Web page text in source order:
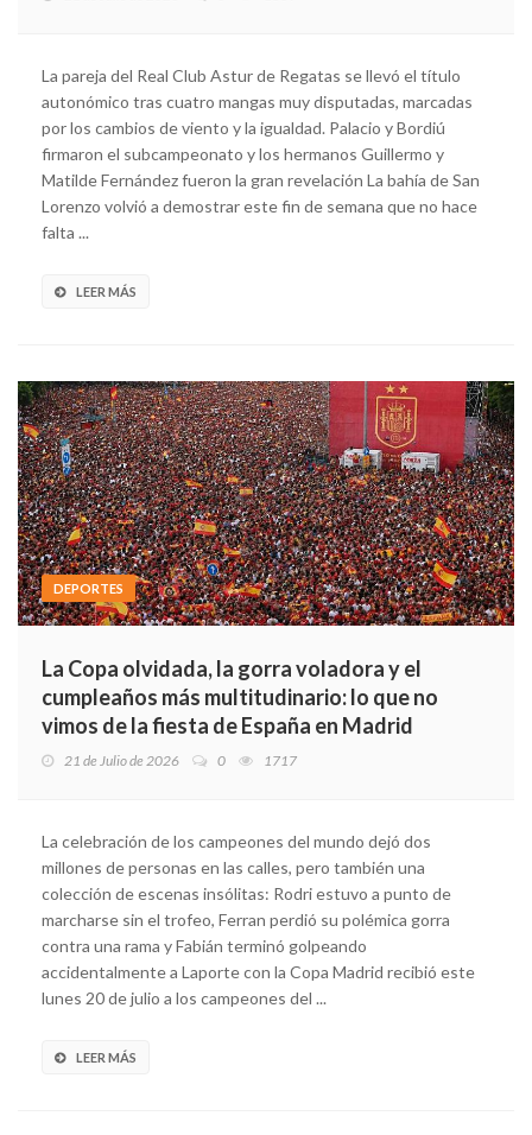
La pareja del Real Club Astur de Regatas se llevó el título
autonómico tras cuatro mangas muy disputadas, marcadas
por los cambios de viento y la igualdad. Palacio y Bordiú
firmaron el subcampeonato y los hermanos Guillermo y
Matilde Fernández fueron la gran revelación La bahía de San
Lorenzo volvió a demostrar este fin de semana que no hace
falta ...
LEER MÁS
DEPORTES
La Copa olvidada, la gorra voladora y el
cumpleaños más multitudinario: lo que no
vimos de la fiesta de España en Madrid
21 de Julio de 2026 0 1717
La celebración de los campeones del mundo dejó dos
millones de personas en las calles, pero también una
colección de escenas insólitas: Rodri estuvo a punto de
marcharse sin el trofeo, Ferran perdió su polémica gorra
contra una rama y Fabián terminó golpeando
accidentalmente a Laporte con la Copa Madrid recibió este
lunes 20 de julio a los campeones del ...
LEER MÁS